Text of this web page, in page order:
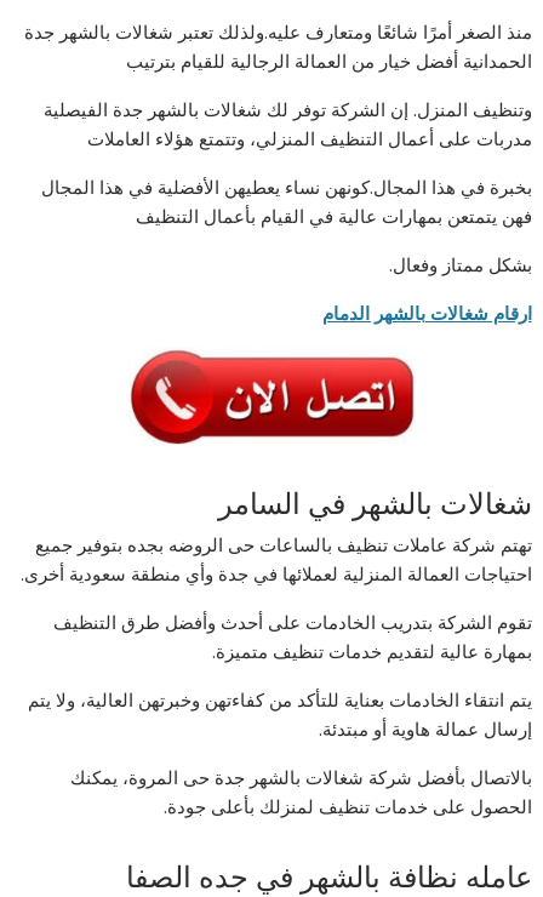
منذ الصغر أمرًا شائعًا ومتعارف عليه.ولذلك تعتبر شغالات بالشهر جدة
الحمدانية أفضل خيار من العمالة الرجالية للقيام بترتيب
وتنظيف المنزل. إن الشركة توفر لك شغالات بالشهر جدة الفيصلية
مدربات على أعمال التنظيف المنزلي، وتتمتع هؤلاء العاملات
بخبرة في هذا المجال.كونهن نساء يعطيهن الأفضلية في هذا المجال
فهن يتمتعن بمهارات عالية في القيام بأعمال التنظيف
بشكل ممتاز وفعال.
ارقام شغالات بالشهر الدمام
شغالات بالشهر في السامر
تهتم شركة عاملات تنظيف بالساعات حى الروضه بجده بتوفير جميع
احتياجات العمالة المنزلية لعملائها في جدة وأي منطقة سعودية أخرى.
تقوم الشركة بتدريب الخادمات على أحدث وأفضل طرق التنظيف
بمهارة عالية لتقديم خدمات تنظيف متميزة.
يتم انتقاء الخادمات بعناية للتأكد من كفاءتهن وخبرتهن العالية، ولا يتم
إرسال عمالة هاوية أو مبتدئة.
بالاتصال بأفضل شركة شغالات بالشهر جدة حى المروة، يمكنك
الحصول على خدمات تنظيف لمنزلك بأعلى جودة.
عامله نظافة بالشهر في جده الصفا